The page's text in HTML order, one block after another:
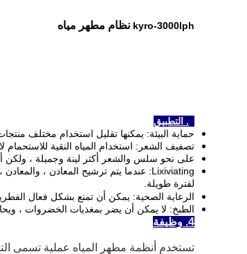
kyro-3000lph نظام مطهر مياه
حماية البيئة: يمكنها تقليل استخدام مختلف
تصفيف الشعر: استخدام المياه النقية
على نحو سلس والشعر أكثر لينة وجميلة ،
Lixiviating: عندما يتم ترشيح المعادن ، والمعادن ، وثروستراتيت وغيرها من النجاسة ، سيكون القماش أكثر متانة
لفترة طويلة.
الرعاية الصحية: يمكن أن تمنع بشكل فعال
الطبخ: لا يمكن أن يضر بمغذيات الخضروات ،
4. وظيفة
تستخدم أنظمة مطهر المياه عملية تسمى